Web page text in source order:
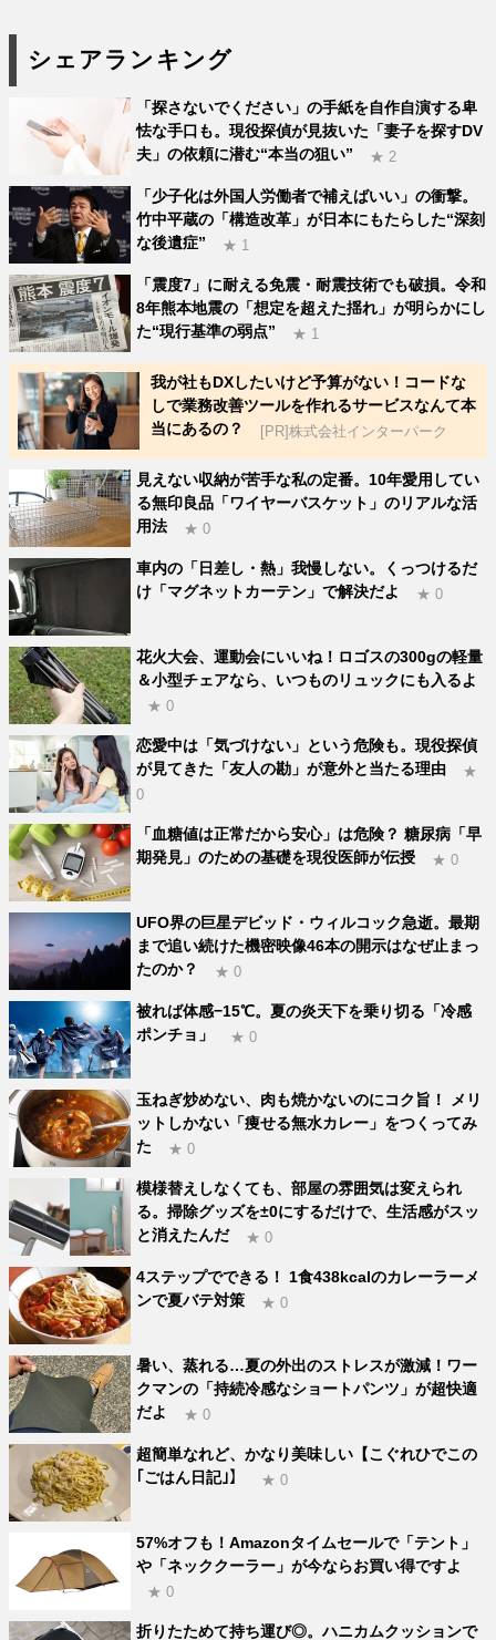
シェアランキング
「探さないでください」の手紙を自作自演する卑
怯な手口も。現役探偵が見抜いた「妻子を探すDV
夫」の依頼に潜む“本当の狙い”
★ 2
「少子化は外国人労働者で補えばいい」の衝撃。
竹中平蔵の「構造改革」が日本にもたらした“深刻
な後遺症”
★ 1
「震度7」に耐える免震・耐震技術でも破損。令和
8年熊本地震の「想定を超えた揺れ」が明らかにし
た“現行基準の弱点”
★ 1
我が社もDXしたいけど予算がない！コードな
しで業務改善ツールを作れるサービスなんて本
当にあるの？
[PR]株式会社インターパーク
見えない収納が苦手な私の定番。10年愛用してい
る無印良品「ワイヤーバスケット」のリアルな活
用法
★ 0
車内の「日差し・熱」我慢しない。くっつけるだ
け「マグネットカーテン」で解決だよ
★ 0
花火大会、運動会にいいね！ロゴスの300gの軽量
＆小型チェアなら、いつものリュックにも入るよ
★ 0
恋愛中は「気づけない」という危険も。現役探偵
が見てきた「友人の勘」が意外と当たる理由
★
0
「血糖値は正常だから安心」は危険？ 糖尿病「早
期発見」のための基礎を現役医師が伝授
★ 0
UFO界の巨星デビッド・ウィルコック急逝。最期
まで追い続けた機密映像46本の開示はなぜ止まっ
たのか？
★ 0
被れば体感−15℃。夏の炎天下を乗り切る「冷感
ポンチョ」
★ 0
玉ねぎ炒めない、肉も焼かないのにコク旨！ メリ
ットしかない「痩せる無水カレー」をつくってみ
た
★ 0
模様替えしなくても、部屋の雰囲気は変えられ
る。掃除グッズを±0にするだけで、生活感がスッ
と消えたんだ
★ 0
4ステップでできる！ 1食438kcalのカレーラーメ
ンで夏バテ対策
★ 0
暑い、蒸れる…夏の外出のストレスが激減！ワー
クマンの「持続冷感なショートパンツ」が超快適
だよ
★ 0
超簡単なれど、かなり美味しい【こぐれひでこの
｢ごはん日記｣】
★ 0
57%オフも！Amazonタイムセールで「テント」
や「ネッククーラー」が今ならお買い得ですよ
★ 0
折りたためて持ち運び◎。ハニカムクッションで